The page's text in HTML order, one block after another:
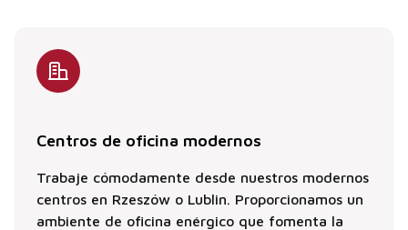
Centros de oficina modernos
Trabaje cómodamente desde nuestros modernos
centros en Rzeszów o Lublin. Proporcionamos un
ambiente de oficina enérgico que fomenta la